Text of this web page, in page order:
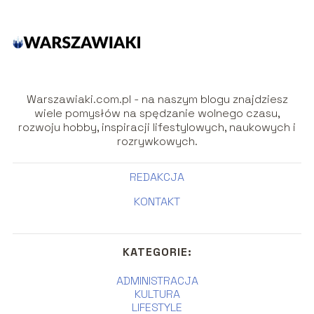
Warszawiaki.com.pl - na naszym blogu znajdziesz
wiele pomysłów na spędzanie wolnego czasu,
rozwoju hobby, inspiracji lifestylowych, naukowych i
rozrywkowych.
REDAKCJA
KONTAKT
KATEGORIE:
ADMINISTRACJA
KULTURA
LIFESTYLE